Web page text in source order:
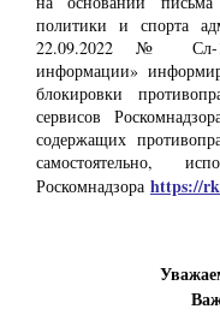
политики и спорта
22.09.2022 № Сл-
информации»
блокировки
сервисов
содержащих
самостоятельно,
Роскомнадзора https://